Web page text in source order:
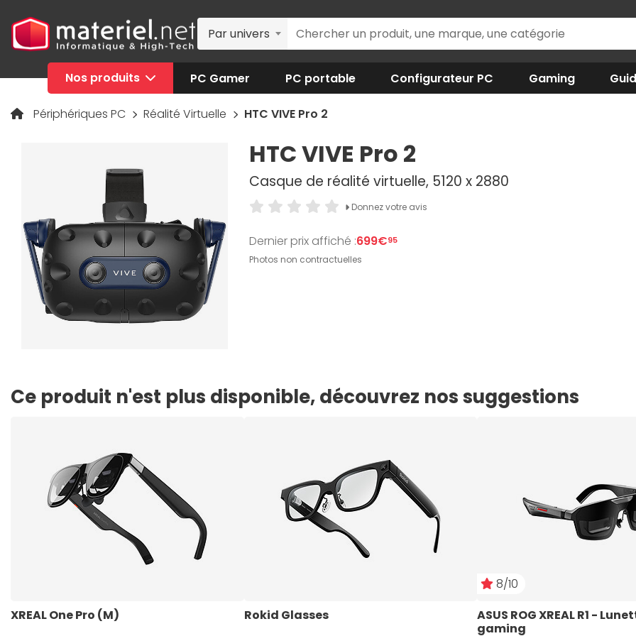
Par univers
Nos produits PC Gamer PC portable Configurateur PC Gaming
Périphériques PC Réalité Virtuelle HTC VIVE Pro 2
HTC VIVE Pro 2
Casque de réalité virtuelle, 5120 x 2880
Donnez votre avis
Dernier prix affiché :699€95
Photos non contractuelles
Ce produit n'est plus disponible, découvrez nos suggestions
XREAL One Pro (M) Rokid Glasses
8/10
ASUS ROG XREAL R1 -
gaming